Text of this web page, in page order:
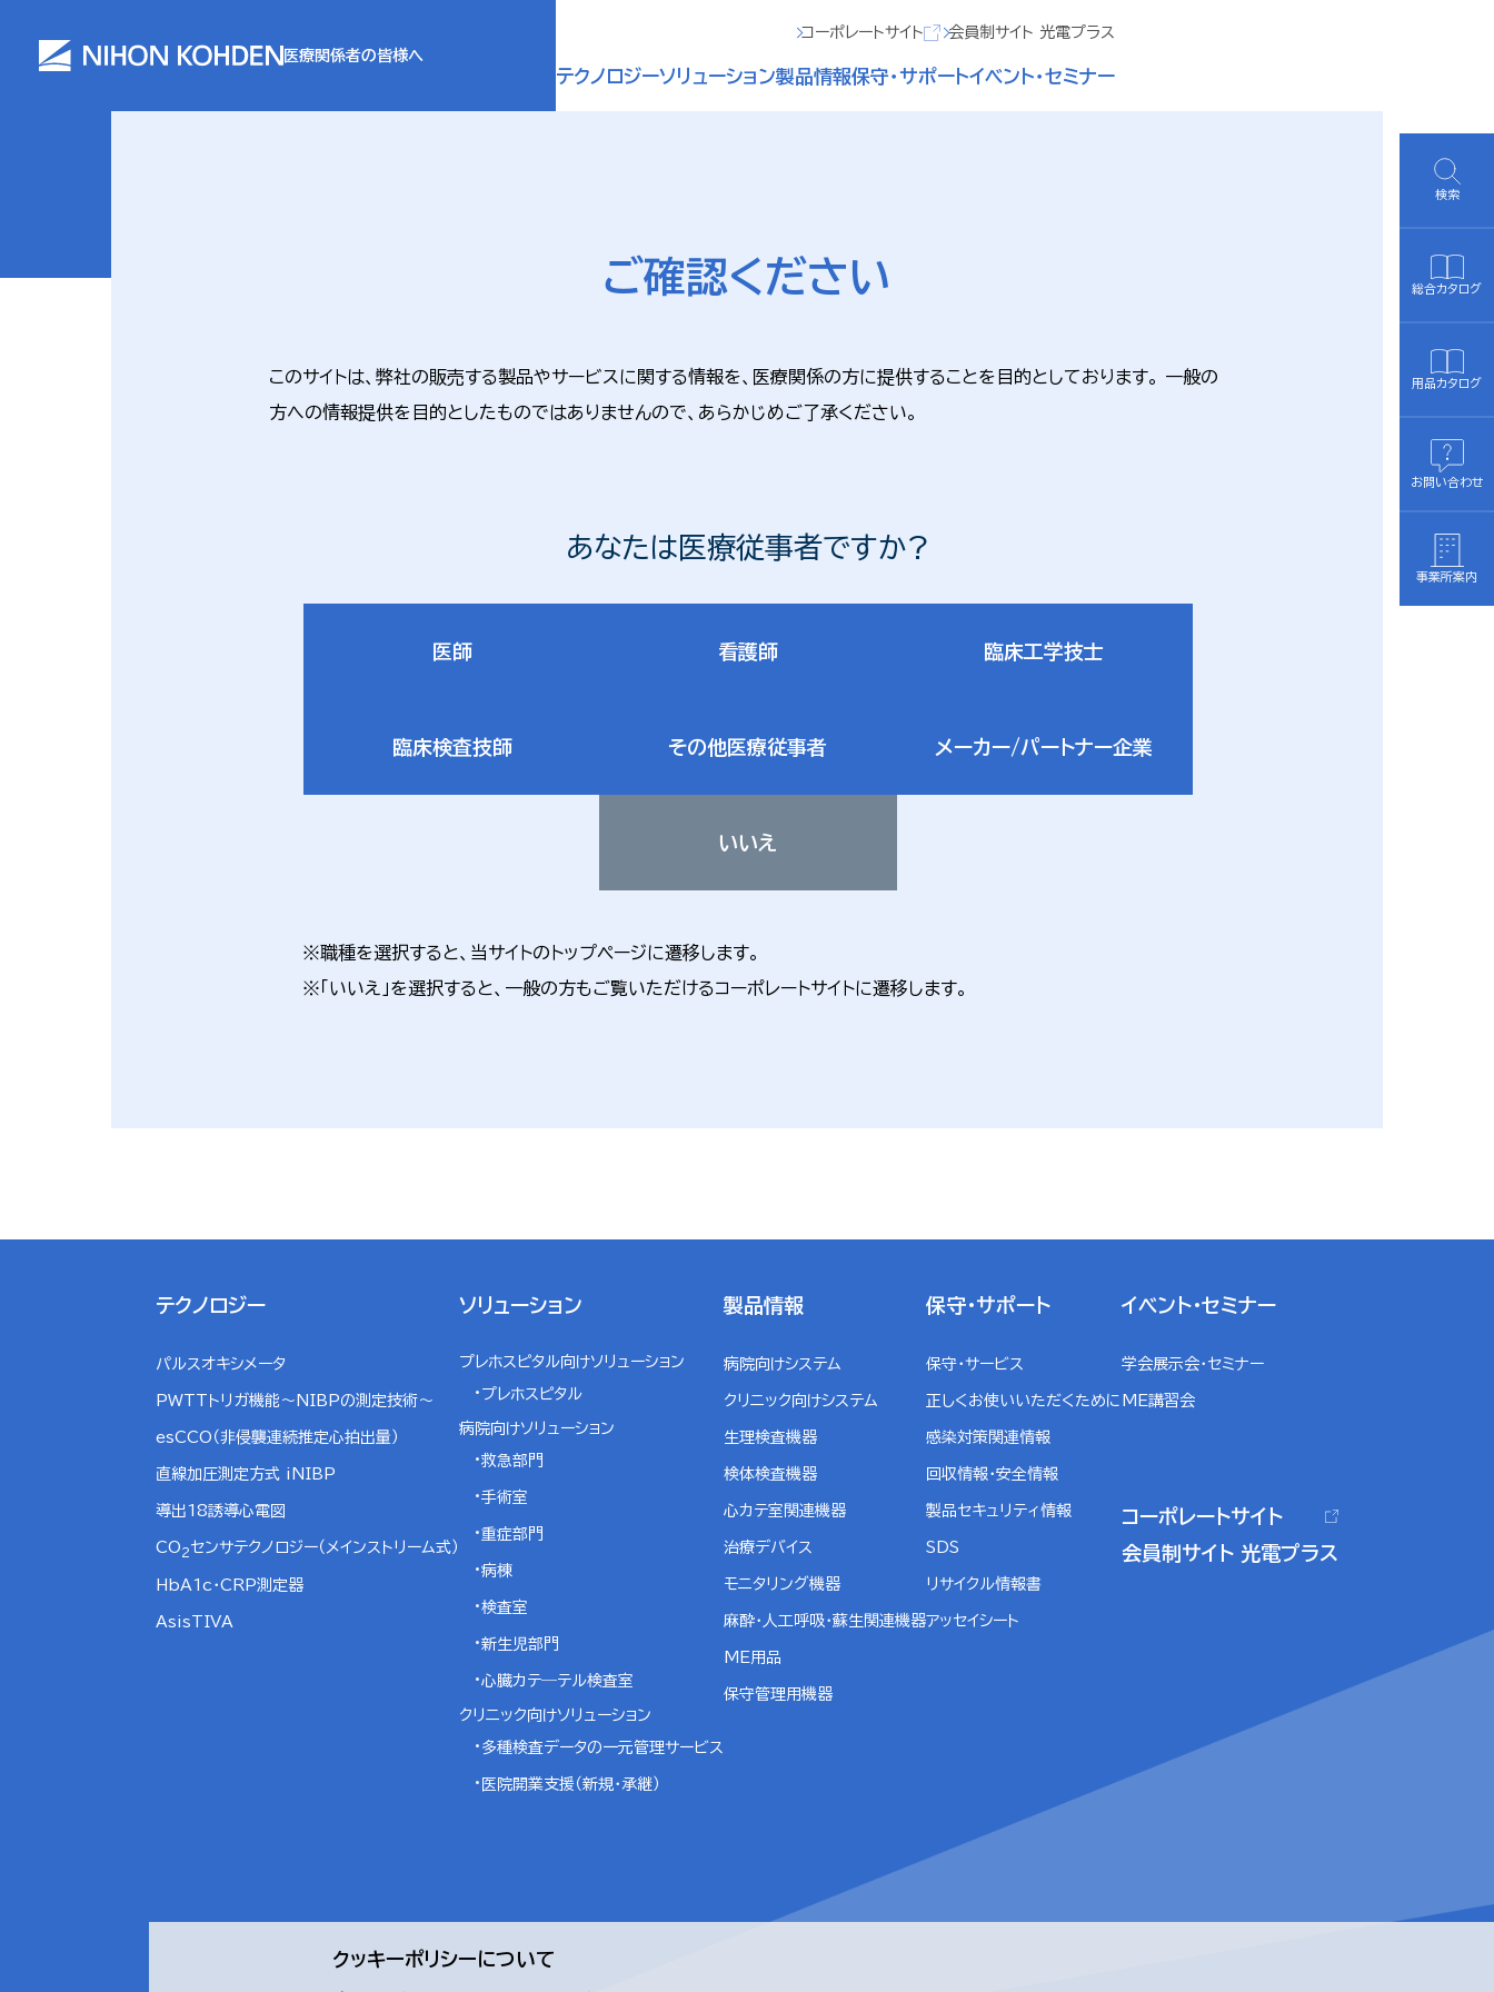
医療関係者の皆様へ
検索
テクノロジーソリューション製品情報保守・サポートイベント・セミナー
コーポレートサイト 会員制サイト 光電プラス
総合カタログ
用品カタログ
お問い合わせ
事業所案内
ご確認ください
このサイトは、弊社の販売する製品やサービスに関する情報を、医療関係の方に提供することを目的としております。 一般の
方への情報提供を目的としたものではありませんので、あらかじめご了承ください。
あなたは医療従事者ですか?
医師 看護師 臨床工学技士
臨床検査技師 その他医療従事者 メーカー/パートナー企業
いいえ
※職種を選択すると、当サイトのトップページに遷移します。
※「いいえ」を選択すると、一般の方もご覧いただけるコーポレートサイトに遷移します。
テクノロジー
パルスオキシメータ
PWTTトリガ機能～NIBPの測定技術～
esCCO（非侵襲連続推定心拍出量）
直線加圧測定方式 iNIBP
導出18誘導心電図
CO2センサテクノロジー（メインストリーム式）
HbA1c・CRP測定器
AsisTIVA
ソリューション
プレホスピタル向けソリューション
プレホスピタル
病院向けソリューション
救急部門
手術室
重症部門
病棟
検査室
新生児部門
心臓カテ―テル検査室
クリニック向けソリューション
多種検査データの一元管理サービス
医院開業支援（新規・承継）
製品情報
病院向けシステム
クリニック向けシステム
生理検査機器
検体検査機器
心カテ室関連機器
治療デバイス
モニタリング機器
麻酔・人工呼吸・蘇生関連機器
ME用品
保守管理用機器
保守・サポート
保守・サービス
正しくお使いいただくために
感染対策関連情報
回収情報・安全情報
製品セキュリティ情報
SDS
リサイクル情報書
アッセイシート
イベント・セミナー
学会展示会・セミナー
ME講習会
コーポレートサイト
会員制サイト 光電プラス
クッキーポリシーについて